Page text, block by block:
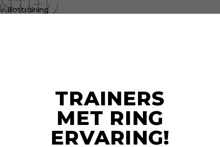
KICKBOKSEN
TRAINERS
MET RING
ERVARING!